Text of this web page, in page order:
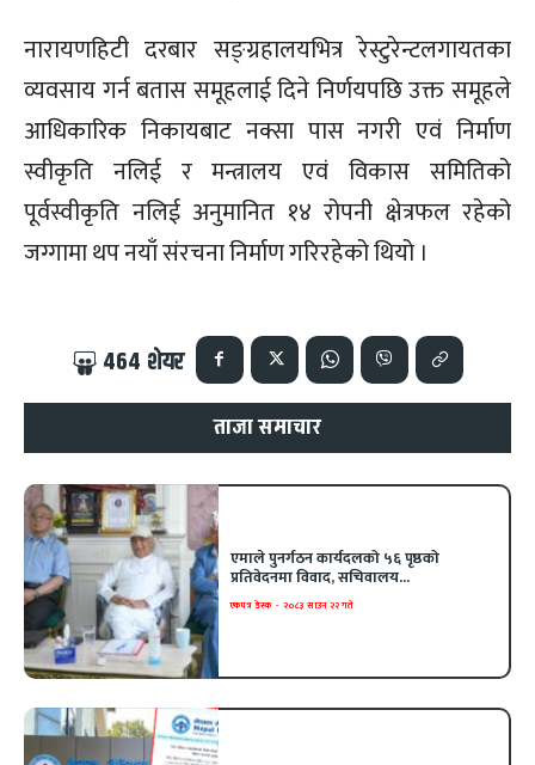
नारायणहिटी दरबार सङ्ग्रहालयभित्र रेस्टुरेन्टलगायतका
व्यवसाय गर्न बतास समूहलाई दिने निर्णयपछि उक्त समूहले
आधिकारिक निकायबाट नक्सा पास नगरी एवं निर्माण
स्वीकृति नलिई र मन्त्रालय एवं विकास समितिको
पूर्वस्वीकृति नलिई अनुमानित १४ रोपनी क्षेत्रफल रहेको
जग्गामा थप नयाँ संरचना निर्माण गरिरहेको थियो ।
464 शेयर
ताजा समाचार
एमाले पुनर्गठन कार्यदलको ५६ पृष्ठको
प्रतिवेदनमा विवाद, सचिवालय...
एकपत्र डेस्क - २०८३ साउन २२ गते